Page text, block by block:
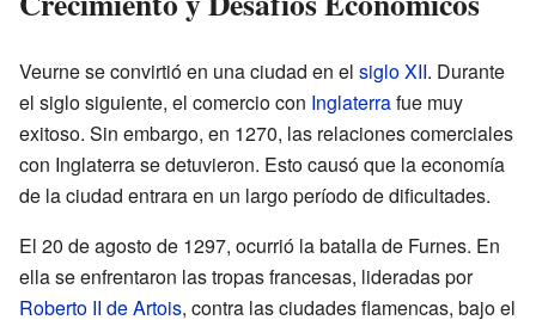
Veurne se convirtió en una ciudad en el siglo XII. Durante
el siglo siguiente, el comercio con Inglaterrafue muy
exitoso. Sin embargo, en 1270, las relaciones comerciales
con Inglaterra se detuvieron. Esto causó que la economía
de la ciudad entrara en un largo período de dificultades.
El 20 de agosto de 1297, ocurrió la batalla de Furnes. En
ella se enfrentaron las tropas francesas, lideradas por
Roberto II de Artois, contra las ciudades flamencas, bajo el